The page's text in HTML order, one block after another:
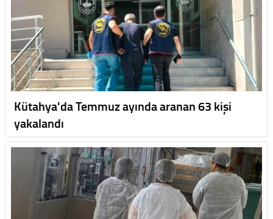
Kütahya'da Temmuz ayında aranan 63 kişi
yakalandı